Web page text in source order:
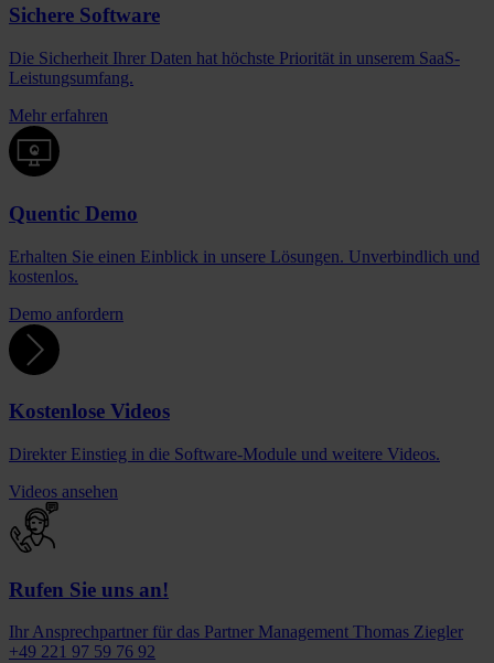
Sichere Software
Die Sicherheit Ihrer Daten hat höchste Priorität in unserem SaaS-
Leistungsumfang.
Mehr erfahren
Quentic Demo
Erhalten Sie einen Einblick in unsere Lösungen. Unverbindlich und
kostenlos.
Demo anfordern
Kostenlose Videos
Direkter Einstieg in die Software-Module und weitere Videos.
Videos ansehen
Rufen Sie uns an!
Ihr Ansprechpartner für das Partner Management Thomas Ziegler
+49 221 97 59 76 92